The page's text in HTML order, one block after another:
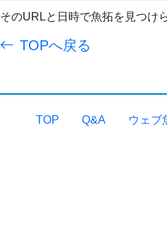
そのURLと日時で魚拓を見つけ
TOPへ戻る
TOP Q&A ウェブ